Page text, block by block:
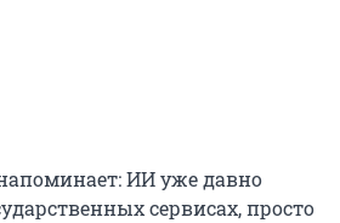
ИИ уже давно
сервисах, просто